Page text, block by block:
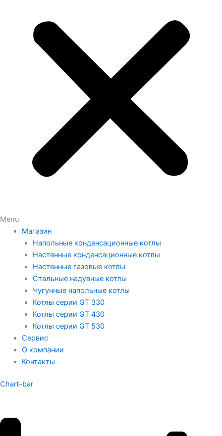
Menu
Магазин
Напольные конденсационные котлы
Настенные конденсационные котлы
Настенные газовые котлы
Стальные надувные котлы
Чугунные напольные котлы
Котлы серии GT 330
Котлы серии GT 430
Котлы серии GT 530
Сервис
О компании
Контакты
Chart-bar